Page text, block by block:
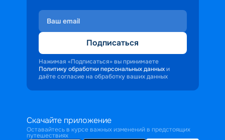
Подписаться
Нажимая «Подписаться» вы принимаете
Политику обработки персональных данных и
даёте согласие на обработку ваших данных
Скачайте приложение
Оставайтесь в курсе важных изменений в предстоящих
путешествиях